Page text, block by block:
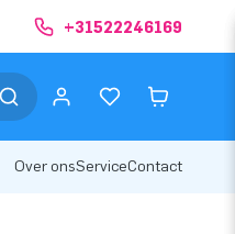
+31522246169
Over onsServiceContact